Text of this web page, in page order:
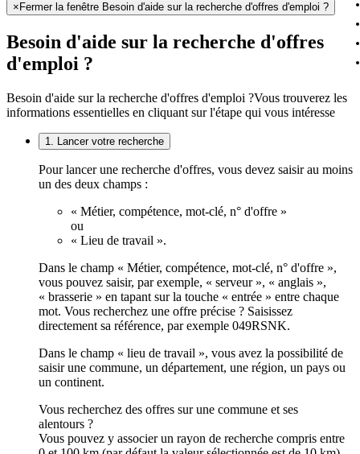
× Fermer la fenêtre Besoin d'aide sur la recherche d'offres d'emploi ?
Besoin d'aide sur la recherche d'offres
d'emploi ?
Besoin d'aide sur la recherche d'offres d'emploi ?Vous trouverez les
informations essentielles en cliquant sur l'étape qui vous intéresse
1. Lancer votre recherche
Pour lancer une recherche d'offres, vous devez saisir au moins
un des deux champs :
« Métier, compétence, mot-clé, n° d'offre »
ou
« Lieu de travail ».
Dans le champ « Métier, compétence, mot-clé, n° d'offre »,
vous pouvez saisir, par exemple, « serveur », « anglais »,
« brasserie » en tapant sur la touche « entrée » entre chaque
mot. Vous recherchez une offre précise ? Saisissez
directement sa référence, par exemple 049RSNK.
Dans le champ « lieu de travail », vous avez la possibilité de
saisir une commune, un département, une région, un pays ou
un continent.
Vous recherchez des offres sur une commune et ses
alentours ?
Vous pouvez y associer un rayon de recherche compris entre